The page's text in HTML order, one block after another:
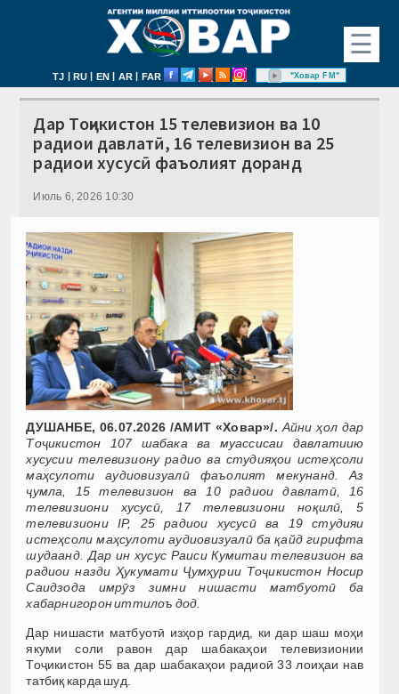
☰
TJ | RU | EN | AR | FAR "Ховар FM"
Дар Тоҷикистон 15 телевизион ва 10
радиои давлатӣ, 16 телевизион ва 25
радиои хусусӣ фаъолият доранд
Июль 6, 2026 10:30
ДУШАНБЕ, 06.07.2026 /АМИТ «Ховар»/. Айни ҳол дар
Тоҷикистон 107 шабака ва муассисаи давлатиию
хусусии телевизиону радио ва студияҳои истеҳсоли
маҳсулоти аудиовизуалӣ фаъолият мекунанд. Аз
ҷумла, 15 телевизион ва 10 радиои давлатӣ, 16
телевизиони хусусӣ, 17 телевизиони ноқилӣ, 5
телевизиони IP, 25 радиои хусусӣ ва 19 студияи
истеҳсоли маҳсулоти аудиовизуалӣ ба қайд гирифта
шудаанд. Дар ин хусус Раиси Кумитаи телевизион ва
радиои назди Ҳукумати Ҷумҳурии Тоҷикистон Носир
Саидзода имрӯз зимни нишасти матбуотӣ ба
хабарнигорон иттилоъ дод.
Дар нишасти матбуотӣ изҳор гардид, ки дар шаш моҳи
якуми соли равон дар шабакаҳои телевизионии
Тоҷикистон 55 ва дар шабакаҳои радиоӣ 33 лоиҳаи нав
татбиқ карда шуд.